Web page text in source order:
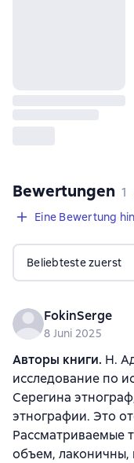
Bewertungen 1
Eine Bewertung
Beliebteste zuerst
FokinSerge
8 Juni 2025
Авторы книги. Н.
исследование по
Серегина
этнографии. Это
Рассматриваемые
объем, лаконичны,